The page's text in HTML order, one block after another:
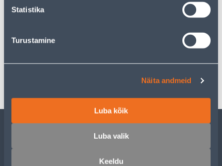
Statistika
Turustamine
Näita andmeid
Luba kõik
Luba valik
Keeldu